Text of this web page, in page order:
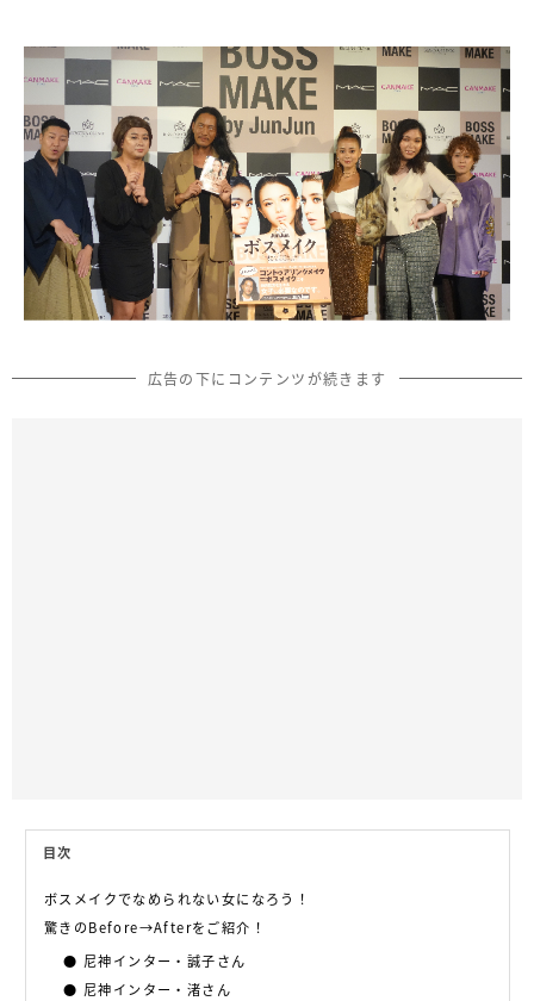
広告の下にコンテンツが続きます
目次
ボスメイクでなめられない女になろう！
驚きのBefore→Afterをご紹介！
尼神インター・誠子さん
尼神インター・渚さん